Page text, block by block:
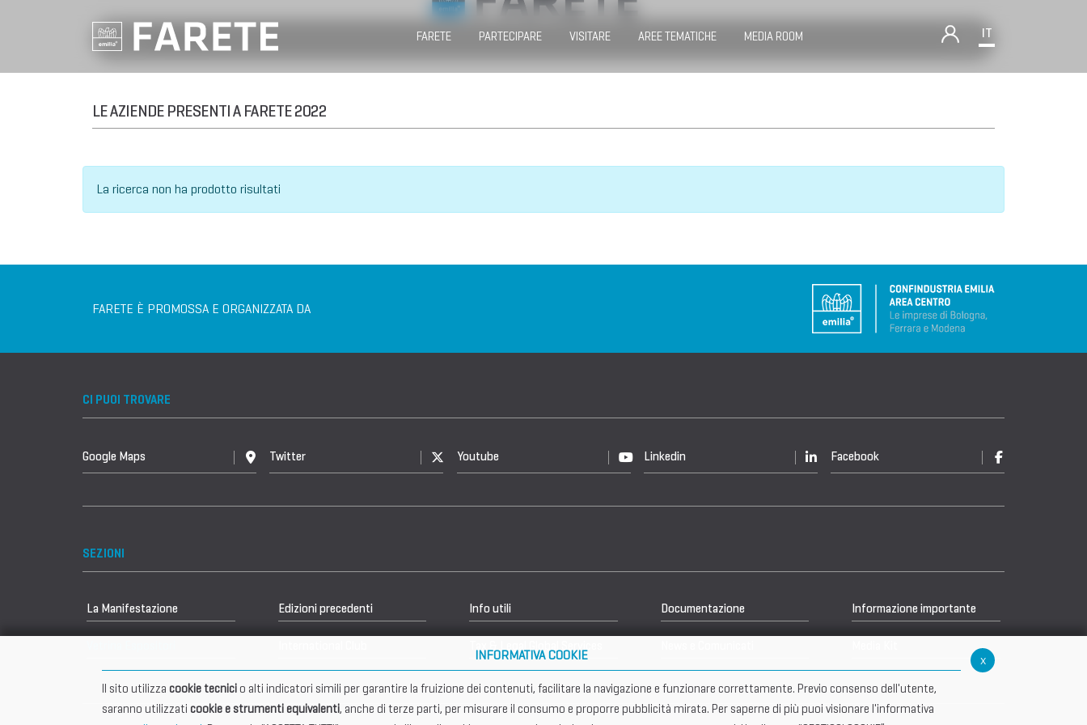
FARETE PARTECIPARE VISITARE AREE TEMATICHE MEDIA ROOM IT
LE AZIENDE PRESENTI A FARETE 2022
La ricerca non ha prodotto risultati
FARETE È PROMOSSA E ORGANIZZATA DA
CI PUOI TROVARE
Google Maps Twitter Youtube Linkedin Facebook
SEZIONI
La Manifestazione Edizioni precedenti Info utili Documentazione Informazione importante
x
INFORMATIVA COOKIE
Il sito utilizza cookie tecnici o alti indicatori simili per garantire la fruizione dei contenuti, facilitare la navigazione e funzionare correttamente. Previo consenso dell'utente,
saranno utilizzati cookie e strumenti equivalenti, anche di terze parti, per misurare il consumo e proporre pubblicità mirata. Per saperne di più puoi visionare l'informativa